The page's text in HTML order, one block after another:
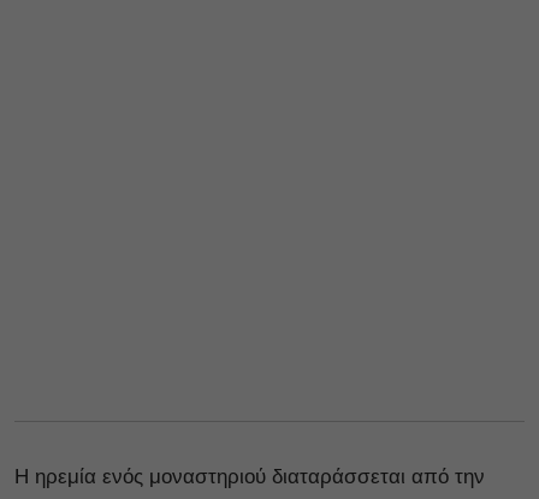
Η ηρεμία ενός μοναστηριού διαταράσσεται από την